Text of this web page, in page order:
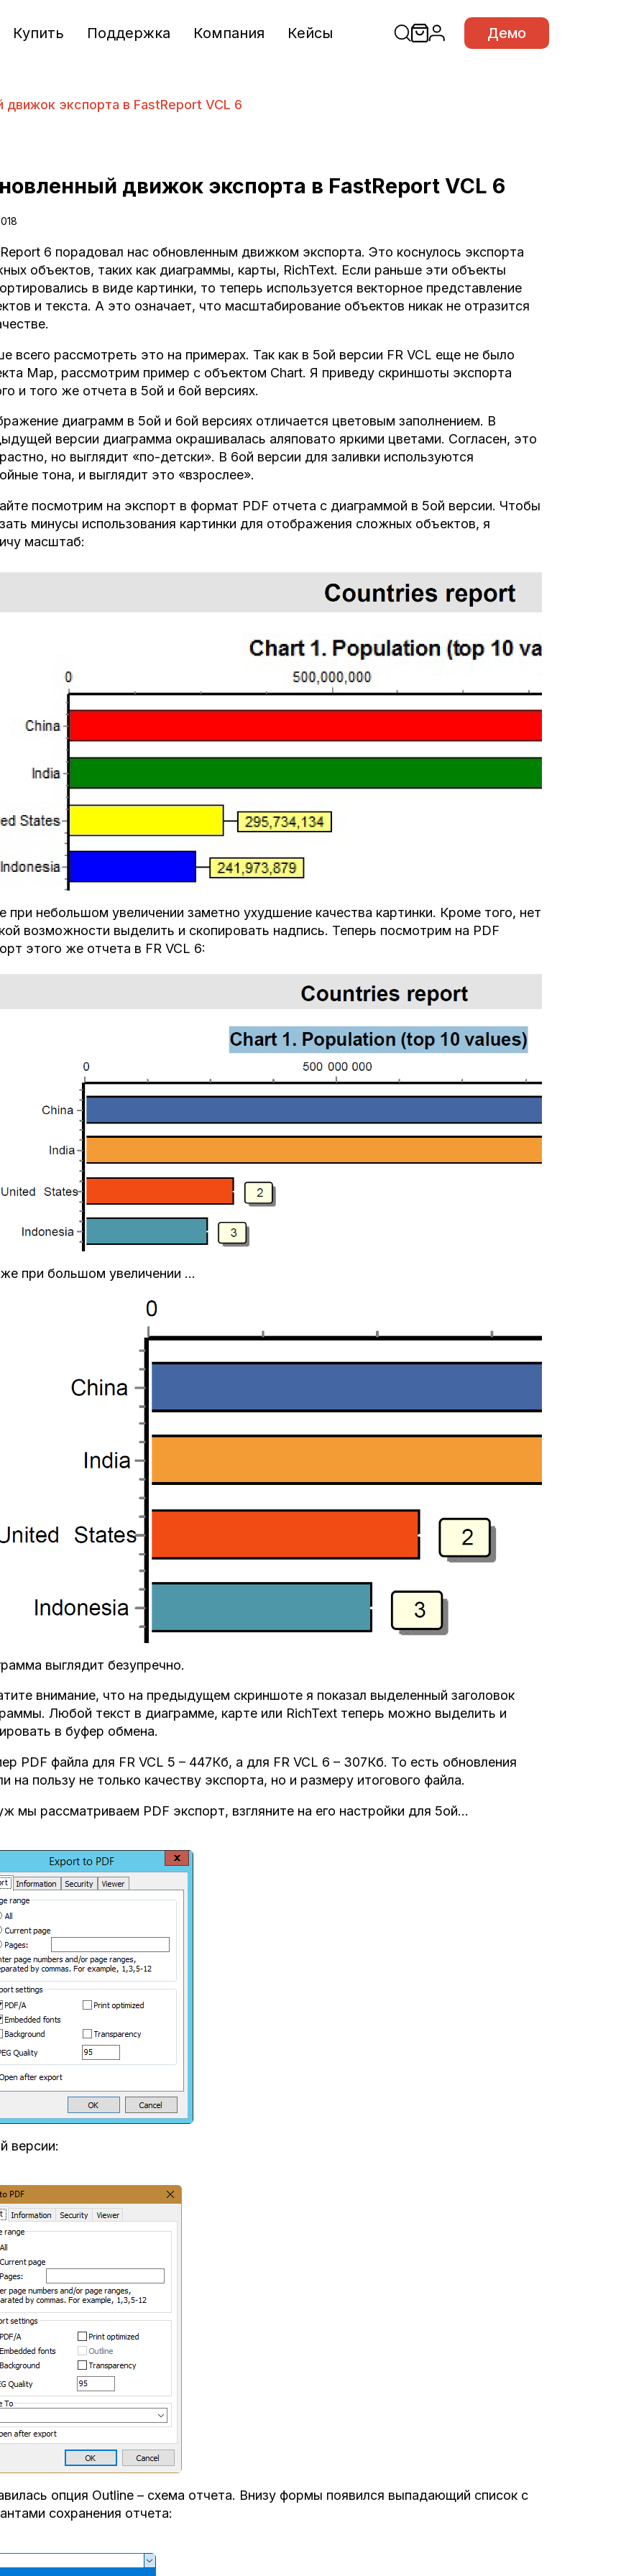
Купить Поддержка Компания Кейсы Демо
движок экспорта в FastReport VCL 6
движок экспорта в FastReport VCL 6
6 порадовал нас обновленным движком экспорта. Это коснулось экспорта
объектов, таких как диаграммы, карты, RichText. Если раньше эти объекты
в виде картинки, то теперь используется векторное представление
и текста. А это означает, что масштабирование объектов никак не отразится
всего рассмотреть это на примерах. Так как в 5ой версии FR VCL еще не было
Map, рассмотрим пример с объектом Chart. Я приведу скриншоты экспорта
и того же отчета в 5ой и 6ой версиях.
диаграмм в 5ой и 6ой версиях отличается цветовым заполнением. В
версии диаграмма окрашивалась аляповато яркими цветами. Согласен, это
но выглядит «по-детски». В 6ой версии для заливки используются
тона, и выглядит это «взрослее».
посмотрим на экспорт в формат PDF отчета с диаграммой в 5ой версии. Чтобы
минусы использования картинки для отображения сложных объектов, я
масштаб:
при небольшом увеличении заметно ухудшение качества картинки. Кроме того, нет
возможности выделить и скопировать надпись. Теперь посмотрим на PDF
этого же отчета в FR VCL 6:
при большом увеличении …
выглядит безупречно.
внимание, что на предыдущем скриншоте я показал выделенный заголовок
Любой текст в диаграмме, карте или RichText теперь можно выделить и
в буфер обмена.
PDF файла для FR VCL 5 – 447Кб, а для FR VCL 6 – 307Кб. То есть обновления
на пользу не только качеству экспорта, но и размеру итогового файла.
мы рассматриваем PDF экспорт, взгляните на его настройки для 5ой…
версии:
опция Outline – схема отчета. Внизу формы появился выпадающий список с
сохранения отчета: